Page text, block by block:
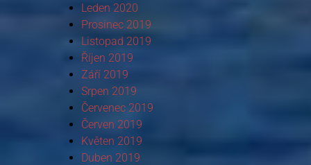
Leden 2020
Prosinec 2019
Listopad 2019
Říjen 2019
Září 2019
Srpen 2019
Červenec 2019
Červen 2019
Květen 2019
Duben 2019